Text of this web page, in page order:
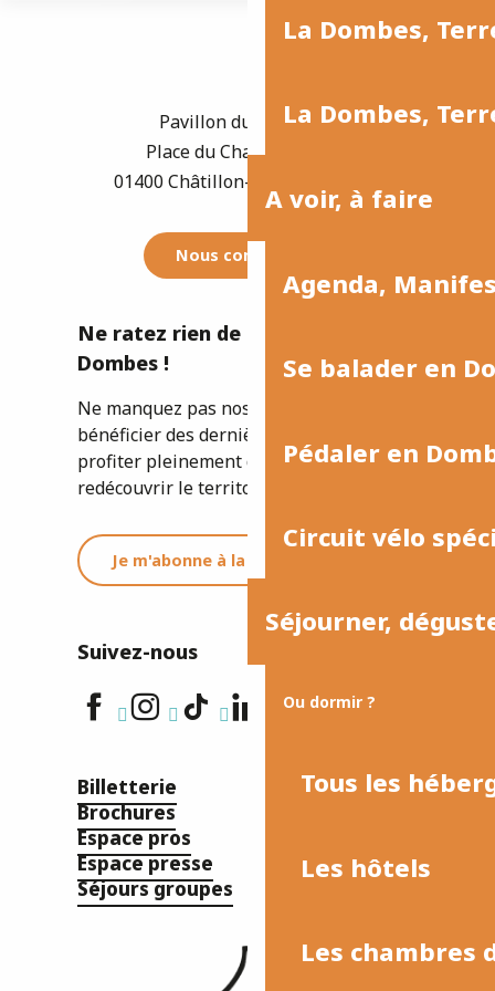
La Dombes,
La Dombes,
A voir, à faire
Agenda,
Se balader en
Pédaler en
Circuit vélo
Séjourner,
Ou dormir ?
Tous les
Les hôtels
Les chambres
Pavillon du Tourisme
Place du Champ de Foire
01400 Châtillon-sur-Chalaronne
Nous contacter
Ne ratez rien de l'actualité de la
Dombes !
Ne manquez pas nos newsletters pour
bénéficier des dernières informations et
profiter pleinement de votre séjour ou
redécouvrir le territoire.
Je m'abonne à la newsletter
Suivez-nous
Billetterie
Brochures
Espace pros
Espace presse
Séjours groupes